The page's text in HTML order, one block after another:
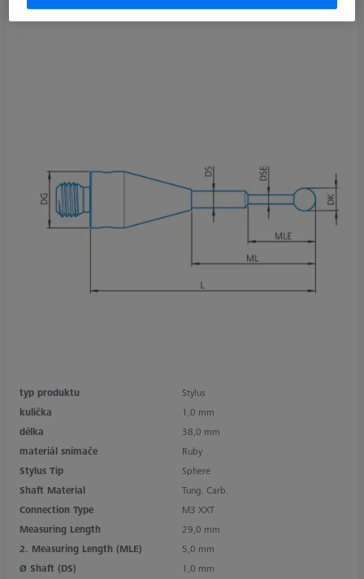
626103-0044-038
typ produktu
Stylus
kulička
1,0 mm
délka
38,0 mm
materiál snímače
Ruby
Stylus Tip
Sphere
Shaft Material
Tung. Carb.
Connection Type
M3 XXT
Measuring Length
29,0 mm
2. Measuring Length (MLE)
5,0 mm
Ø Shaft (DS)
1,0 mm